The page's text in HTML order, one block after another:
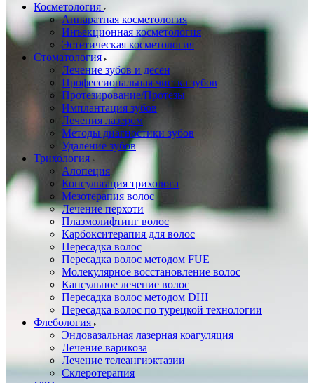
Косметология
Аппаратная косметология
Инъекционная косметология
Эстетическая косметология
Стоматология
Лечение зубов и десен
Профессиональная чистка зубов
Протезирование/Протезы
Имплантация зубов
Лечения лазером
Методы диагностики зубов
Удаление зубов
Трихология
Алопеция
Консультация трихолога
Мезотерапия волос
Лечение перхоти
Плазмолифтинг волос
Карбокситерапия для волос
Пересадка волос
Пересадка волос методом FUE
Молекулярное восстановление волос
Капсульное лечение волос
Пересадка волос методом DHI
Пересадка волос по турецкой технологии
Флебология
Эндовазальная лазерная коагуляция
Лечение варикоза
Лечение телеангиэктазии
Склеротерапия